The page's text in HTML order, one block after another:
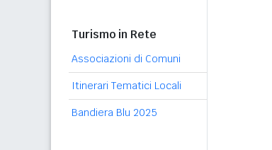
Turismo in Rete
Associazioni di Comuni
Itinerari Tematici Locali
Bandiera Blu 2025